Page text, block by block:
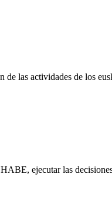
las actividades de los
ejecutar las